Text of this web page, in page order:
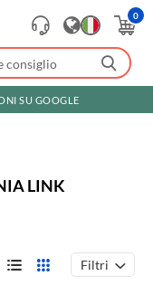
0
SU GOOGLE
LINK
Filtri